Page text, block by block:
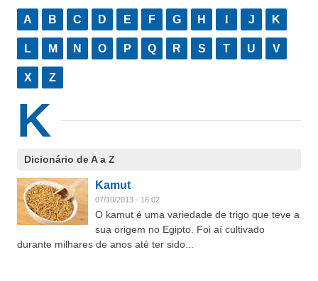
A B C D E F G H J K
L M N O P Q R S T U V
X Z
K
Dicionário de A a Z
Kamut
07/10/2013 - 16:02
O kamut é uma variedade de trigo que teve a
sua origem no Egipto. Foi aí cultivado
durante milhares de anos até ter sido...